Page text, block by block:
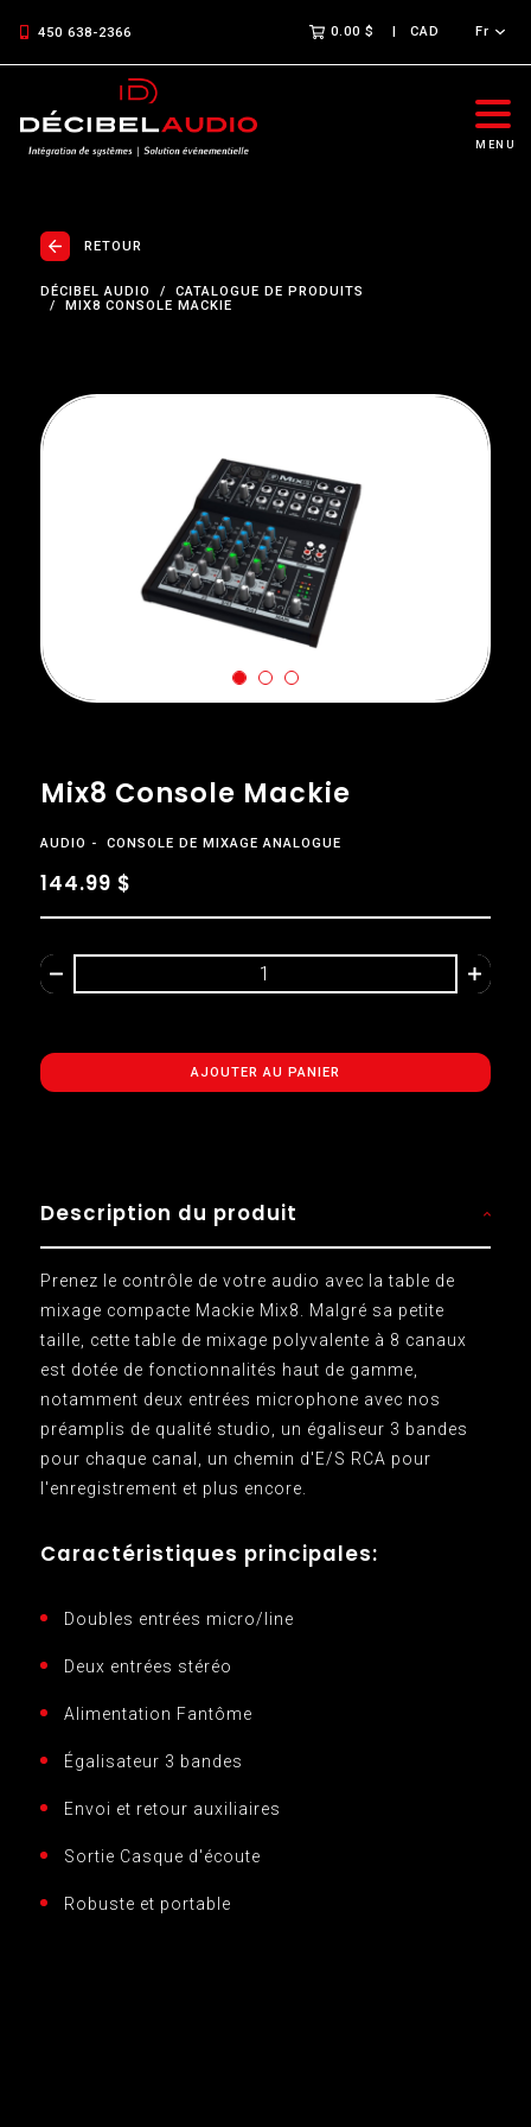
450 638-2366 0.00 $ CAD Fr
MENU
RETOUR
DÉCIBEL AUDIO
CATALOGUE DE PRODUITS
MIX8 CONSOLE MACKIE
Mix8 Console Mackie
AUDIO CONSOLE DE MIXAGE ANALOGUE
144.99 $
AJOUTER AU PANIER
Description du produit
Prenez le contrôle de votre audio avec la table de
mixage compacte Mackie Mix8. Malgré sa petite
taille, cette table de mixage polyvalente à 8 canaux
est dotée de fonctionnalités haut de gamme,
notamment deux entrées microphone avec nos
préamplis de qualité studio, un égaliseur 3 bandes
pour chaque canal, un chemin d'E/S RCA pour
l'enregistrement et plus encore.
Caractéristiques principales:
Doubles entrées micro/line
Deux entrées stéréo
Alimentation Fantôme
Égalisateur 3 bandes
Envoi et retour auxiliaires
Sortie Casque d'écoute
Robuste et portable